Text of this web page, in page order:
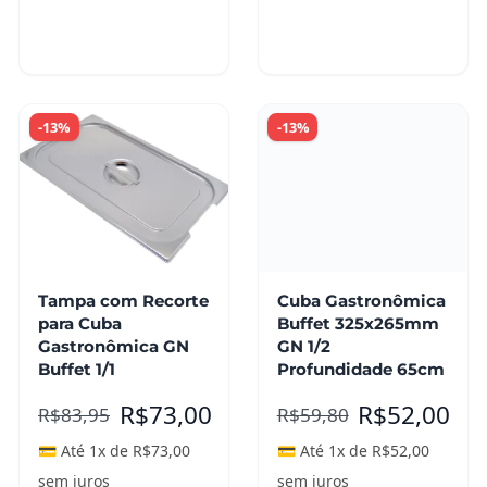
-13%
Tampa com Recorte
para Cuba
Gastronômica GN
Buffet 1/1
R$83,95 R$73,00
💳 Até 1x de R$73,00
sem juros
-13%
Cuba Gastronômica
Buffet 325x265mm
GN 1/2
Profundidade 65cm
R$59,80 R$52,00
💳 Até 1x de R$52,00
sem juros